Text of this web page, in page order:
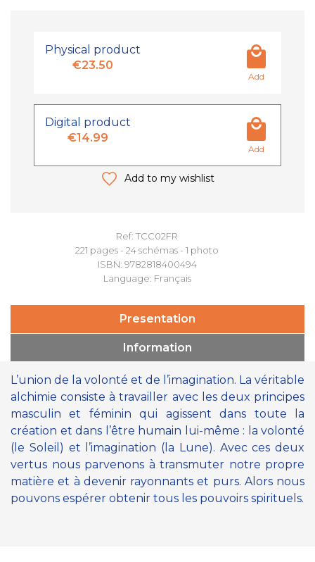
Ref: TCC02FR
221 pages - 24 schémas - 1 photo
ISBN: 9782818400494
Language: Français
Physical product
€23.50
Add
Digital product
€14.99
Add
Add to my wishlist
Presentation
Information
L’union de la volonté et de l’imagination. La véritable
alchimie consiste à travailler avec les deux principes
masculin et féminin qui agissent dans toute la
création et dans l’être humain lui-même : la volonté
(le Soleil) et l’imagination (la Lune). Avec ces deux
vertus nous parvenons à transmuter notre propre
matière et à devenir rayonnants et purs. Alors nous
pouvons espérer obtenir tous les pouvoirs spirituels.